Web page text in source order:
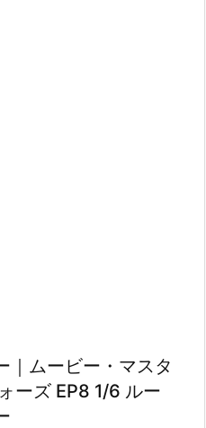
｜ムービー・マスタ
ーズ EP8 1/6 ルー